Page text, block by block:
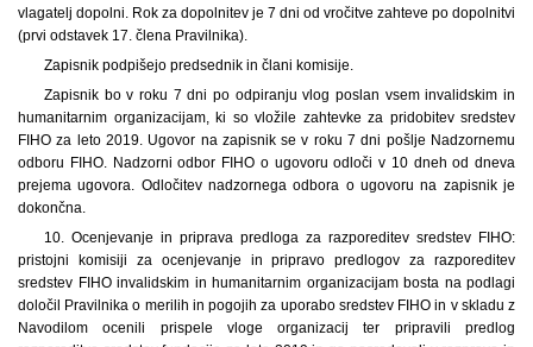
vlagatelj dopolni. Rok za dopolnitev je 7 dni od vročitve zahteve po dopolnitvi
(prvi odstavek 17. člena Pravilnika).
Zapisnik podpišejo predsednik in člani komisije.
Zapisnik bo v roku 7 dni po odpiranju vlog poslan vsem invalidskim in
humanitarnim organizacijam, ki so vložile zahtevke za pridobitev sredstev
FIHO za leto 2019. Ugovor na zapisnik se v roku 7 dni pošlje Nadzornemu
odboru FIHO. Nadzorni odbor FIHO o ugovoru odloči v 10 dneh od dneva
prejema ugovora. Odločitev nadzornega odbora o ugovoru na zapisnik je
dokončna.
10. Ocenjevanje in priprava predloga za razporeditev sredstev FIHO:
pristojni komisiji za ocenjevanje in pripravo predlogov za razporeditev
sredstev FIHO invalidskim in humanitarnim organizacijam bosta na podlagi
določil Pravilnika o merilih in pogojih za uporabo sredstev FIHO in v skladu z
Navodilom ocenili prispele vloge organizacij ter pripravili predlog